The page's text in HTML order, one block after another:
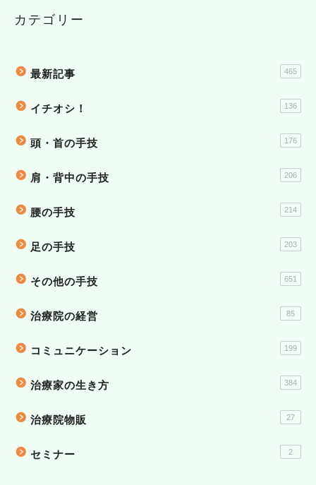
カテゴリー
最新記事 465
イチオシ！ 136
頭・首の手技 176
肩・背中の手技 206
腰の手技 214
足の手技 203
その他の手技 651
治療院の経営 85
コミュニケーション 199
治療家の生き方 384
治療院物販 27
セミナー 2